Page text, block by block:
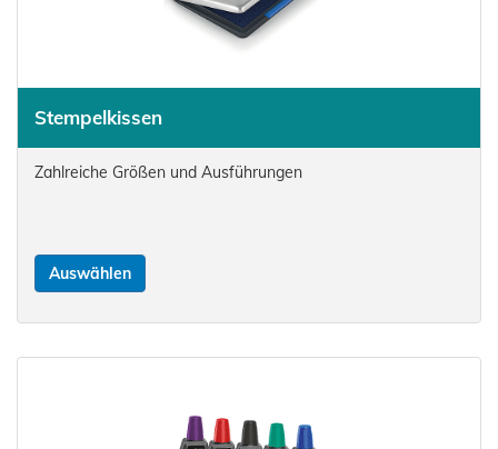
Stempelkissen
Zahlreiche Größen und Ausführungen
Auswählen